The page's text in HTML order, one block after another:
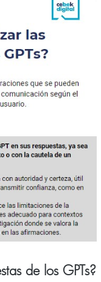
de los GPTs?